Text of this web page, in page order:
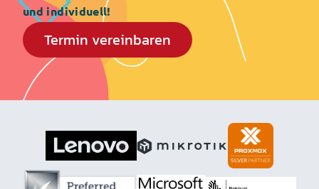
und individuell!
Termin vereinbaren